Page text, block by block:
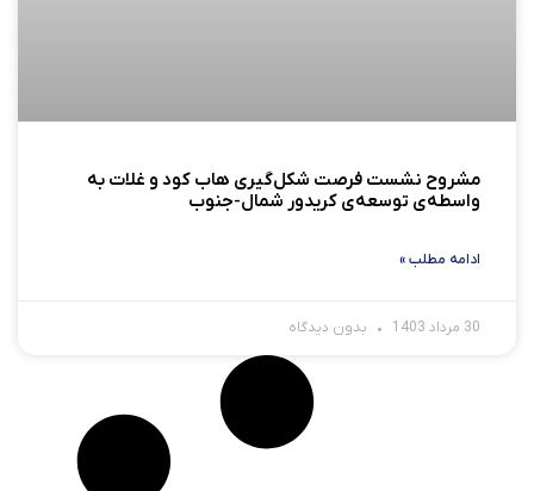
مشروح نشست فرصت شکل‌گیری هاب کود و غلات به
واسطه‌ی توسعه‌ی کریدور شمال-جنوب
ادامه مطلب »
30 مرداد 1403 بدون دیدگاه